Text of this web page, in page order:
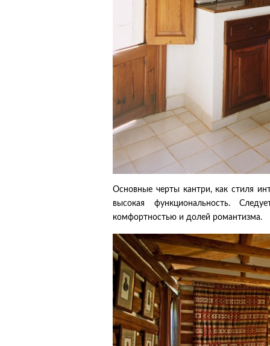
Основные черты кантри, как стиля
высокая функциональность.
комфортностью и долей романтизма.